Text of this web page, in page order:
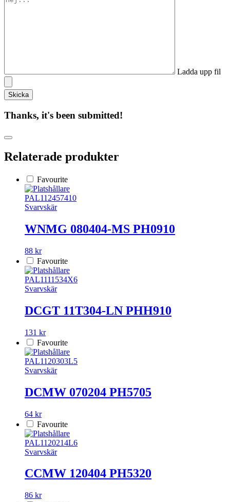
Ladda upp fil
Thanks, it's been submitted!
Relaterade produkter
Favourite
PAL112457410
Svarvskär
WNMG 080404-MS PH0910
88 kr
Favourite
PAL1111534X6
Svarvskär
DCGT 11T304-LN PHH910
131 kr
Favourite
PAL1120303L5
Svarvskär
DCMW 070204 PH5705
64 kr
Favourite
PAL1120214L6
Svarvskär
CCMW 120404 PH5320
86 kr